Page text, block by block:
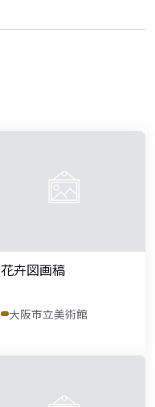
花卉図画稿
大阪市立美術館